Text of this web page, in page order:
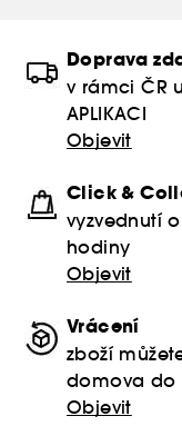
Doprava
v rámci ČR
APLIKACI
Objevit
Click &
vyzvednutí
hodiny
Objevit
Vrácení
zboží
domova do
Objevit